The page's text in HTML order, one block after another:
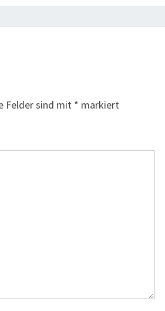
Felder sind mit * markiert